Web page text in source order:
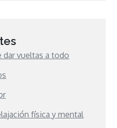
dar vueltas a todo
física y mental